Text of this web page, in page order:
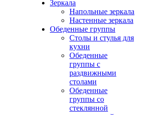
Зеркала
Напольные зеркала
Настенные зеркала
Обеденные группы
Столы и стулья для
кухни
Обеденные
группы с
раздвижными
столами
Обеденные
группы со
стеклянной